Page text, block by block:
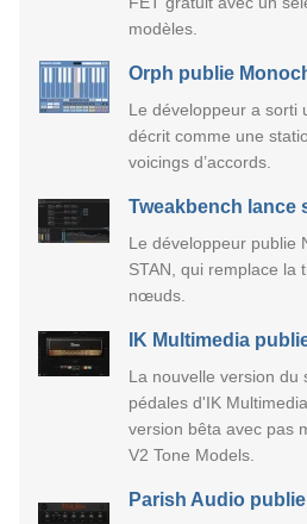
modèles.
Orph publie
Le développeur a sorti
décrit comme une
voicings d’accords.
Tweakbench lance
Le développeur publie
STAN, qui remplace la
nœuds.
IK Multimedia
La nouvelle version du
pédales d'IK
version bêta avec pas
V2 Tone Models.
Parish Audio